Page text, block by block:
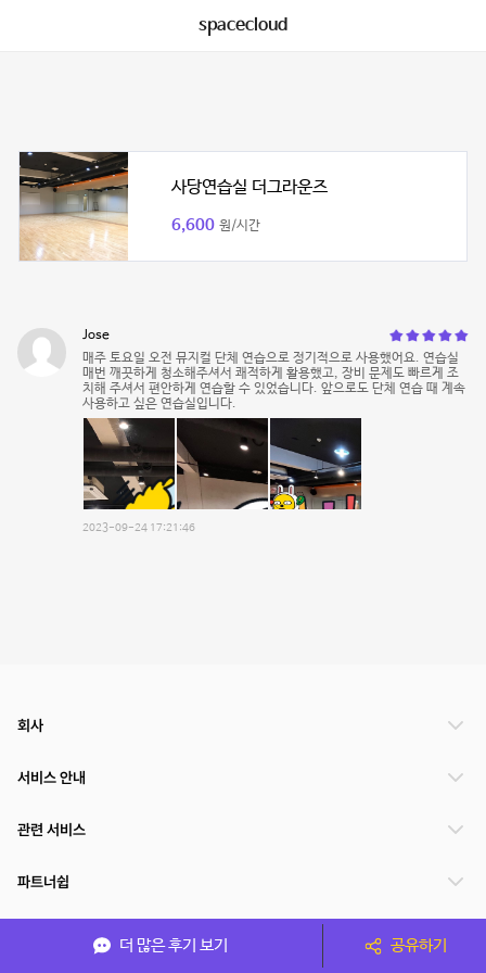
spacecloud
사당연습실 더그라운즈
6,600 원/시간
Jose
매주 토요일 오전 뮤지컬 단체 연습으로 정기적으로 사용했어요. 연습실
매번 깨끗하게 청소해주셔서 쾌적하게 활용했고, 장비 문제도 빠르게 조
치해 주셔서 편안하게 연습할 수 있었습니다. 앞으로도 단체 연습 때 계속
사용하고 싶은 연습실입니다.
2023-09-24 17:21:46
더 많은 후기 보기 공유하기
회사
서비스 안내
관련 서비스
파트너쉽
서비스 제공 국가